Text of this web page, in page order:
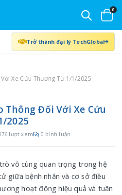
0
Trở thành đại lý TechGlobal
Xe Cứu Thương Từ 1/1/2025
Thông Đối Với Xe Cứu
2025
lượt xem 0 bình luận
vô cùng quan trọng trong hệ
giữa bệnh nhân và cơ sở điều
hoạt động hiệu quả và tuân